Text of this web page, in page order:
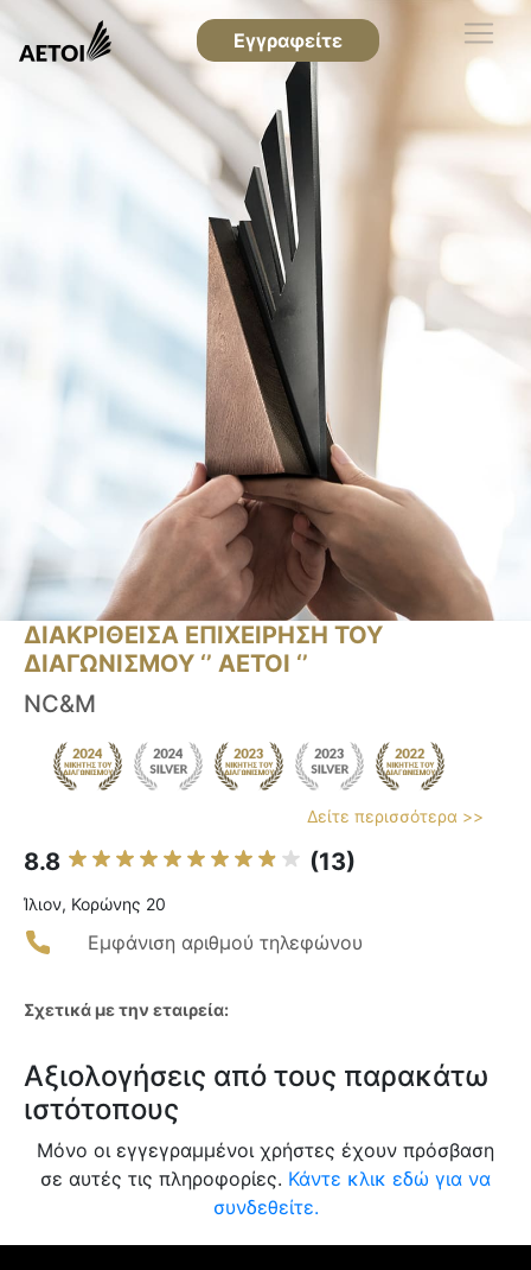
Εγγραφείτε
ΔΙΑΚΡΙΘΕΙΣΑ ΕΠΙΧΕΙΡΗΣΗ ΤΟΥ
ΔΙΑΓΩΝΙΣΜΟΥ ‘’ ΑΕΤΟΙ ‘’
NC&M
Δείτε περισσότερα >>
8.8 (13)
Ίλιον, Κορώνης 20
Εμφάνιση αριθμού τηλεφώνου
Σχετικά με την εταιρεία:
Αξιολογήσεις από τους παρακάτω
ιστότοπους
Μόνο οι εγγεγραμμένοι χρήστες έχουν πρόσβαση
σε αυτές τις πληροφορίες. Κάντε κλικ εδώ για να
συνδεθείτε.